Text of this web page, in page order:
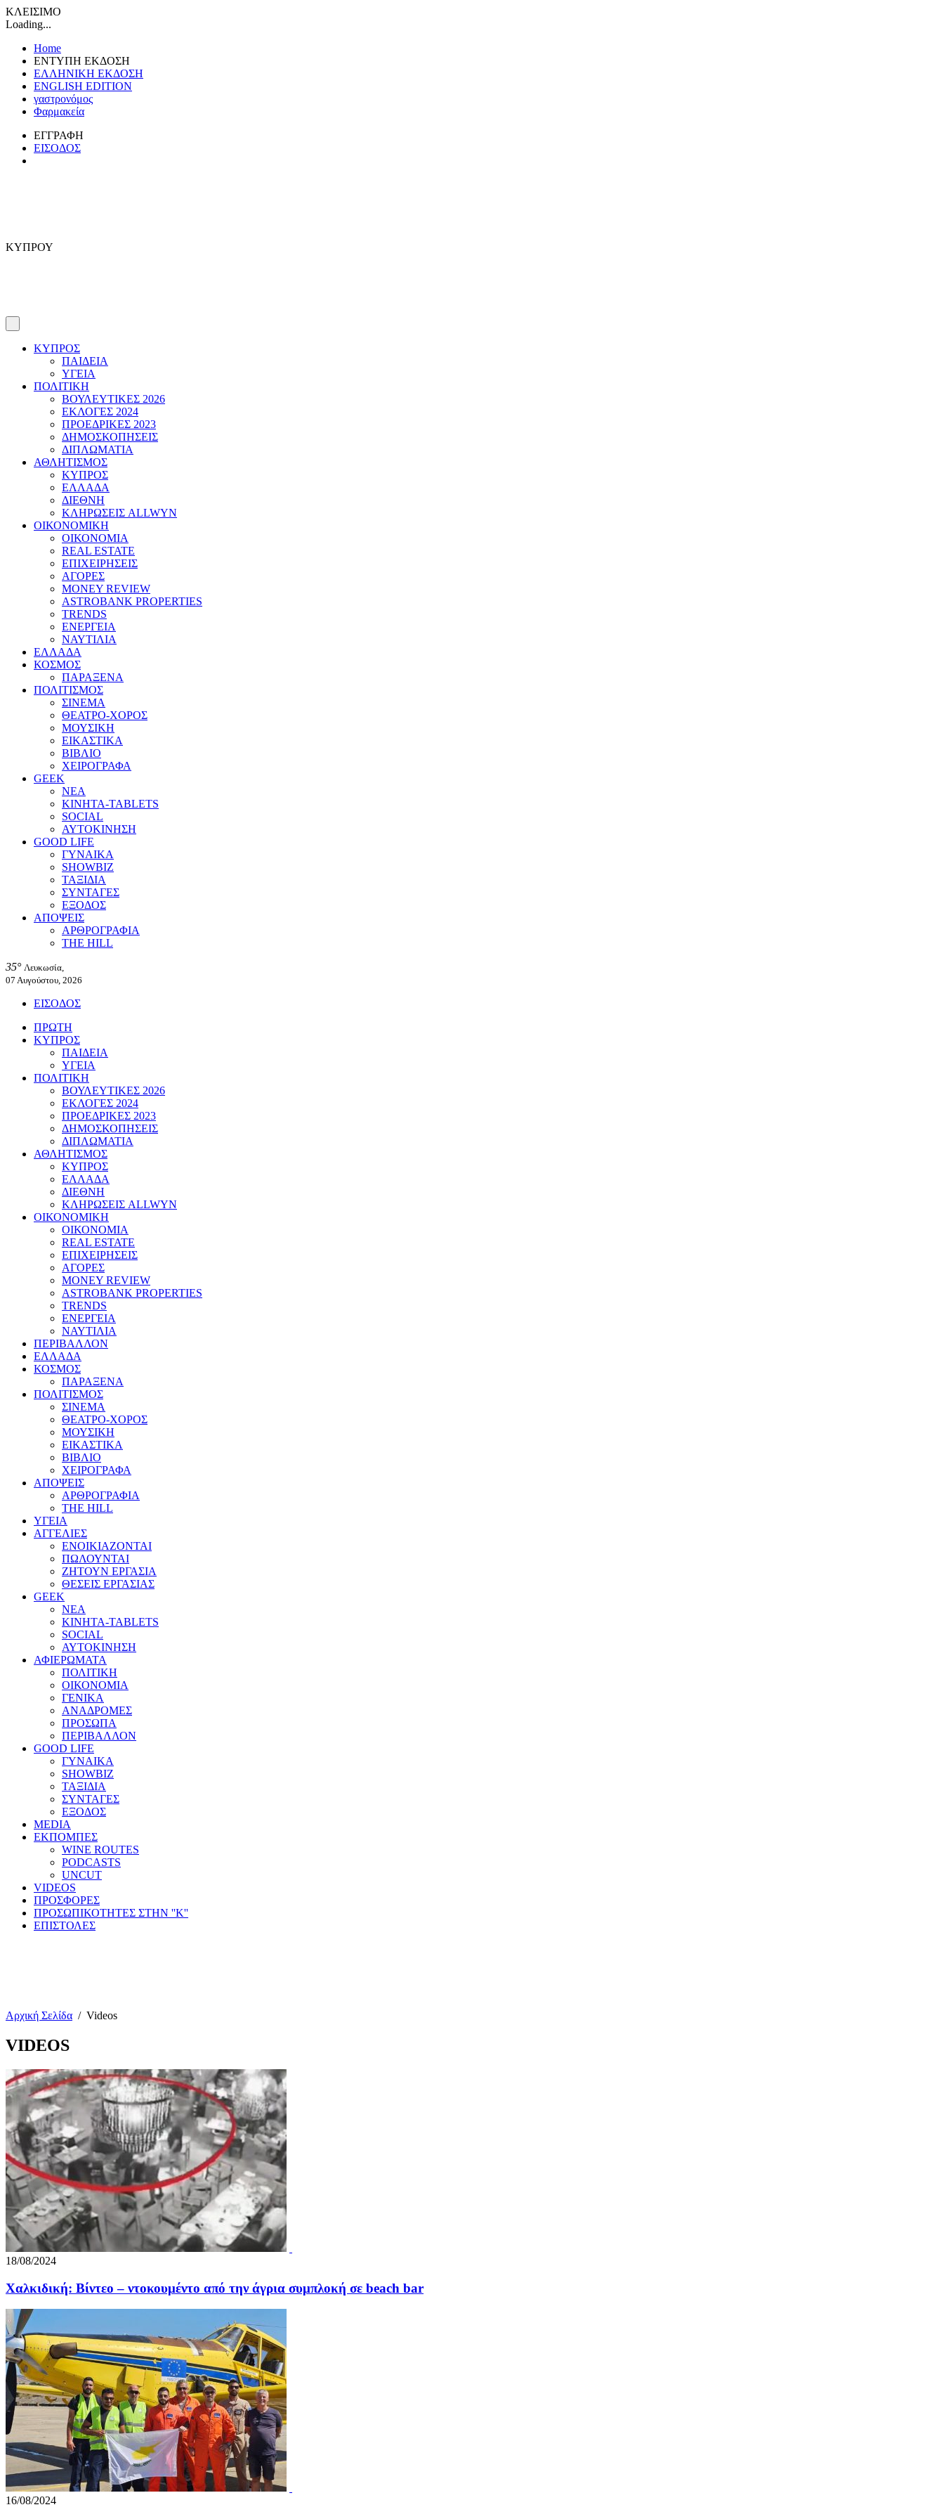
ΚΛΕΙΣΙΜΟ
Loading...
Home
ΕΝΤΥΠΗ ΕΚΔΟΣΗ
ΕΛΛΗΝΙΚΗ ΕΚΔΟΣΗ
ENGLISH EDITION
γαστρονόμος
Φαρμακεία
ΕΓΓΡΑΦΗ
ΕΙΣΟΔΟΣ
ΚΥΠΡΟΥ
ΚΥΠΡΟΣ
ΠΑΙΔΕΙΑ
ΥΓΕΙΑ
ΠΟΛΙΤΙΚΗ
ΒΟΥΛΕΥΤΙΚΕΣ 2026
ΕΚΛΟΓΕΣ 2024
ΠΡΟΕΔΡΙΚΕΣ 2023
ΔΗΜΟΣΚΟΠΗΣΕΙΣ
ΔΙΠΛΩΜΑΤΙΑ
ΑΘΛΗΤΙΣΜΟΣ
ΚΥΠΡΟΣ
ΕΛΛΑΔΑ
ΔΙΕΘΝΗ
ΚΛΗΡΩΣΕΙΣ ALLWYN
ΟΙΚΟΝΟΜΙΚΗ
ΟΙΚΟΝΟΜΙΑ
REAL ESTATE
ΕΠΙΧΕΙΡΗΣΕΙΣ
ΑΓΟΡΕΣ
MONEY REVIEW
ASTROBANK PROPERTIES
TRENDS
ΕΝΕΡΓΕΙΑ
ΝΑΥΤΙΛΙΑ
ΕΛΛΑΔΑ
ΚΟΣΜΟΣ
ΠΑΡΑΞΕΝΑ
ΠΟΛΙΤΙΣΜΟΣ
ΣΙΝΕΜΑ
ΘΕΑΤΡΟ-ΧΟΡΟΣ
ΜΟΥΣΙΚΗ
ΕΙΚΑΣΤΙΚΑ
ΒΙΒΛΙΟ
ΧΕΙΡΟΓΡΑΦΑ
GEEK
ΝΕΑ
ΚΙΝΗΤΑ-TABLETS
SOCIAL
ΑΥΤΟΚΙΝΗΣΗ
GOOD LIFE
ΓΥΝΑΙΚΑ
SHOWBIZ
ΤΑΞΙΔΙΑ
ΣΥΝΤΑΓΕΣ
ΕΞΟΔΟΣ
ΑΠΟΨΕΙΣ
ΑΡΘΡΟΓΡΑΦΙΑ
THE HILL
35° Λευκωσία,
07 Αυγούστου, 2026
ΕΙΣΟΔΟΣ
ΠΡΩΤΗ
ΚΥΠΡΟΣ
ΠΑΙΔΕΙΑ
ΥΓΕΙΑ
ΠΟΛΙΤΙΚΗ
ΒΟΥΛΕΥΤΙΚΕΣ 2026
ΕΚΛΟΓΕΣ 2024
ΠΡΟΕΔΡΙΚΕΣ 2023
ΔΗΜΟΣΚΟΠΗΣΕΙΣ
ΔΙΠΛΩΜΑΤΙΑ
ΑΘΛΗΤΙΣΜΟΣ
ΚΥΠΡΟΣ
ΕΛΛΑΔΑ
ΔΙΕΘΝΗ
ΚΛΗΡΩΣΕΙΣ ALLWYN
ΟΙΚΟΝΟΜΙΚΗ
ΟΙΚΟΝΟΜΙΑ
REAL ESTATE
ΕΠΙΧΕΙΡΗΣΕΙΣ
ΑΓΟΡΕΣ
MONEY REVIEW
ASTROBANK PROPERTIES
TRENDS
ΕΝΕΡΓΕΙΑ
ΝΑΥΤΙΛΙΑ
ΠΕΡΙΒΑΛΛΟΝ
ΕΛΛΑΔΑ
ΚΟΣΜΟΣ
ΠΑΡΑΞΕΝΑ
ΠΟΛΙΤΙΣΜΟΣ
ΣΙΝΕΜΑ
ΘΕΑΤΡΟ-ΧΟΡΟΣ
ΜΟΥΣΙΚΗ
ΕΙΚΑΣΤΙΚΑ
ΒΙΒΛΙΟ
ΧΕΙΡΟΓΡΑΦΑ
ΑΠΟΨΕΙΣ
ΑΡΘΡΟΓΡΑΦΙΑ
THE HILL
ΥΓΕΙΑ
ΑΓΓΕΛΙΕΣ
ΕΝΟΙΚΙΑΖΟΝΤΑΙ
ΠΩΛΟΥΝΤΑΙ
ΖΗΤΟΥΝ ΕΡΓΑΣΙΑ
ΘΕΣΕΙΣ ΕΡΓΑΣΙΑΣ
GEEK
ΝΕΑ
ΚΙΝΗΤΑ-TABLETS
SOCIAL
ΑΥΤΟΚΙΝΗΣΗ
ΑΦΙΕΡΩΜΑΤΑ
ΠΟΛΙΤΙΚΗ
ΟΙΚΟΝΟΜΙΑ
ΓΕΝΙΚΑ
ΑΝΑΔΡΟΜΕΣ
ΠΡΟΣΩΠΑ
ΠΕΡΙΒΑΛΛΟΝ
GOOD LIFE
ΓΥΝΑΙΚΑ
SHOWBIZ
ΤΑΞΙΔΙΑ
ΣΥΝΤΑΓΕΣ
ΕΞΟΔΟΣ
MEDIA
ΕΚΠΟΜΠΕΣ
WINE ROUTES
PODCASTS
UNCUT
VIDEOS
ΠΡΟΣΦΟΡΕΣ
ΠΡΟΣΩΠΙΚΟΤΗΤΕΣ ΣΤΗΝ ''Κ''
ΕΠΙΣΤΟΛΕΣ
Αρχική Σελίδα / Videos
VIDEOS
18/08/2024
Χαλκιδική: Βίντεο – ντοκουμέντο από την άγρια συμπλοκή σε beach bar
16/08/2024